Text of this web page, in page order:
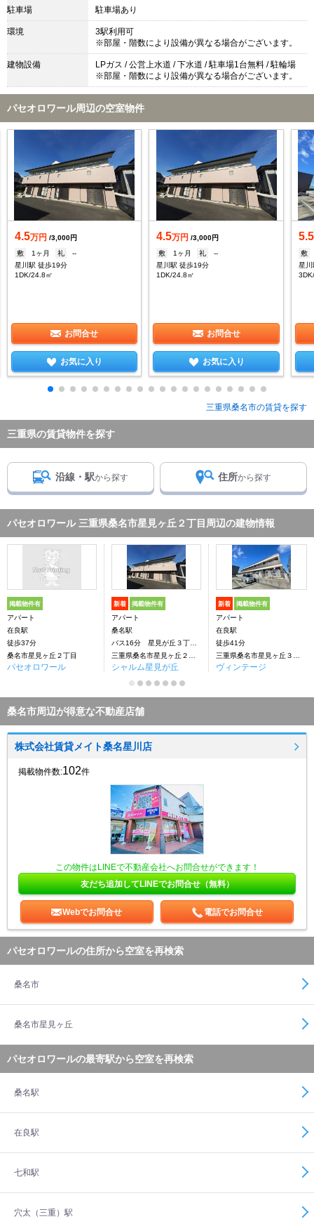
駐車場 駐車場あり
環境
3駅利用可
※部屋・階数により設備が異なる場合がございます。
建物設備
LPガス / 公営上水道 / 下水道 / 駐車場1台無料 / 駐輪場
※部屋・階数により設備が異なる場合がございます。
パセオロワール周辺の空室物件
4.5万円 /3,000円
敷
1ヶ月 礼
--
星川駅 徒歩19分
1DK/24.8㎡
お問合せ
お気に入り
4.5万円 /3,000円
敷
1ヶ月 礼
--
星川駅 徒歩19分
1DK/24.8㎡
お問合せ
お気に入り
5.5
敷
星
三重県桑名市の賃貸を探す
三重県の賃貸物件を探す
沿線・駅から探す 住所から探す
パセオロワール 三重県桑名市星見ヶ丘２丁目周辺の建物情報
掲載物件有
アパート
在良駅
徒歩37分
桑名市星見ヶ丘２丁目
パセオロワール
新着 掲載物件有
アパート
桑名駅
バス16分 星見が丘３丁目下車：停歩3分
シャルム星見が丘
新着 掲載物件有
アパート
在良駅
徒歩41分
ヴィンテージ
桑名市周辺が得意な不動産店舗
株式会社賃貸メイト桑名星川店
掲載物件数:102件
この物件はLINEで不動産会社へお問合せができます！
友だち追加してLINEでお問合せ（無料）
Webでお問合せ 電話でお問合せ
パセオロワールの住所から空室を再検索
桑名市
桑名市星見ヶ丘
パセオロワールの最寄駅から空室を再検索
桑名駅
在良駅
七和駅
穴太（三重）駅